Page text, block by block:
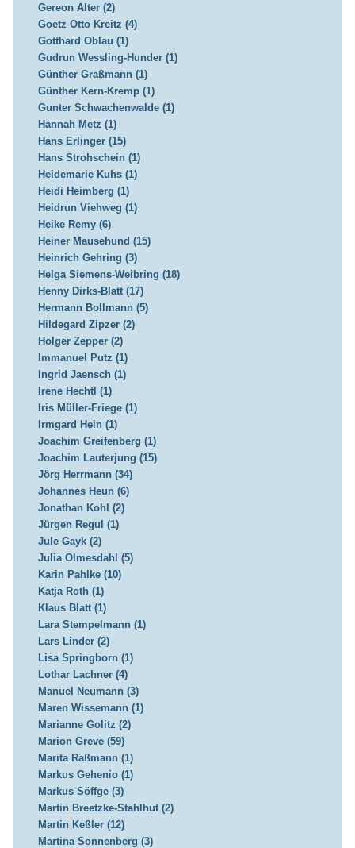
Gereon Alter (2)
Goetz Otto Kreitz (4)
Gotthard Oblau (1)
Gudrun Wessling-Hunder (1)
Günther Graßmann (1)
Günther Kern-Kremp (1)
Gunter Schwachenwalde (1)
Hannah Metz (1)
Hans Erlinger (15)
Hans Strohschein (1)
Heidemarie Kuhs (1)
Heidi Heimberg (1)
Heidrun Viehweg (1)
Heike Remy (6)
Heiner Mausehund (15)
Heinrich Gehring (3)
Helga Siemens-Weibring (18)
Henny Dirks-Blatt (17)
Hermann Bollmann (5)
Hildegard Zipzer (2)
Holger Zepper (2)
Immanuel Putz (1)
Ingrid Jaensch (1)
Irene Hechtl (1)
Iris Müller-Friege (1)
Irmgard Hein (1)
Joachim Greifenberg (1)
Joachim Lauterjung (15)
Jörg Herrmann (34)
Johannes Heun (6)
Jonathan Kohl (2)
Jürgen Regul (1)
Jule Gayk (2)
Julia Olmesdahl (5)
Karin Pahlke (10)
Katja Roth (1)
Klaus Blatt (1)
Lara Stempelmann (1)
Lars Linder (2)
Lisa Springborn (1)
Lothar Lachner (4)
Manuel Neumann (3)
Maren Wissemann (1)
Marianne Golitz (2)
Marion Greve (59)
Marita Raßmann (1)
Markus Gehenio (1)
Markus Söffge (3)
Martin Breetzke-Stahlhut (2)
Martin Keßler (12)
Martina Sonnenberg (3)